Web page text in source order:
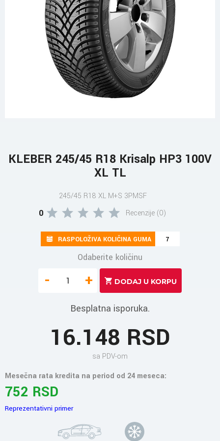
KLEBER 245/45 R18 Krisalp HP3 100V
XL TL
245/45 R18 XL M+S 3PMSF
0 Recenzije (0)
RASPOLOŽIVA KOLIČINA GUMA 7
Odaberite količinu
- +
Besplatna isporuka.
16.148 RSD
sa PDV-om
Mesečna rata kredita na period od 24 meseca:
752 RSD
Reprezentativni primer